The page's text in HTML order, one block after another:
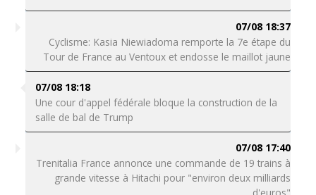
07/08 18:37
Cyclisme: Kasia Niewiadoma remporte la 7e étape du
Tour de France au Ventoux et endosse le maillot jaune
07/08 18:18
Une cour d'appel fédérale bloque la construction de la
salle de bal de Trump
07/08 17:40
Trenitalia France annonce une commande de 19 trains à
grande vitesse à Hitachi pour "environ deux milliards